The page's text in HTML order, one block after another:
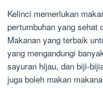
Kelinci memerlukan
pertumbuhan yang sehat
Makanan yang terbaik
yang mengandungi
sayuran hijau, dan biji-
juga boleh makan